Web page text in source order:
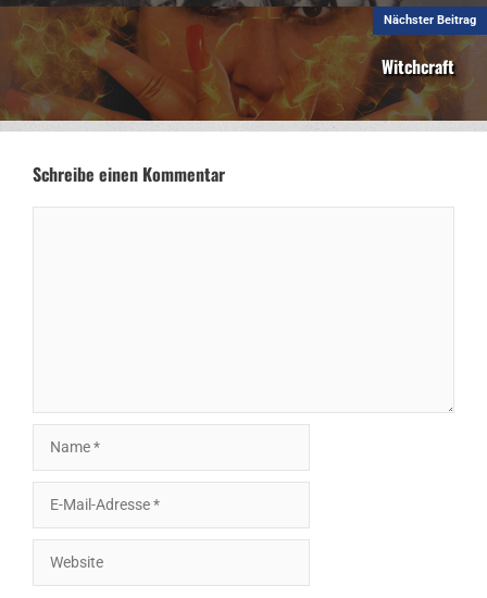
Nächster Beitrag
Witchcraft
Schreibe einen Kommentar
Mail-
Adresse